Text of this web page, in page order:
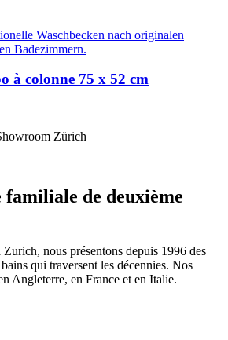
à colonne 75 x 52 cm
familiale de deuxième
nous présentons depuis 1996 des
qui traversent les décennies. Nos
Angleterre, en France et en Italie.